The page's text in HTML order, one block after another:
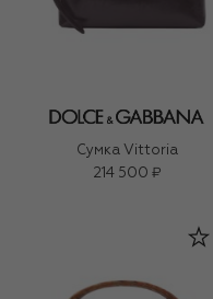
Сумка Vittoria
214 500 ₽